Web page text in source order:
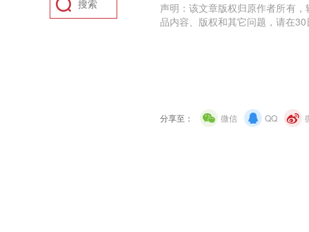
声明：该文章版权归原作者所有
品内容、版权和其它问题，请在
分享至： 微信 QQ